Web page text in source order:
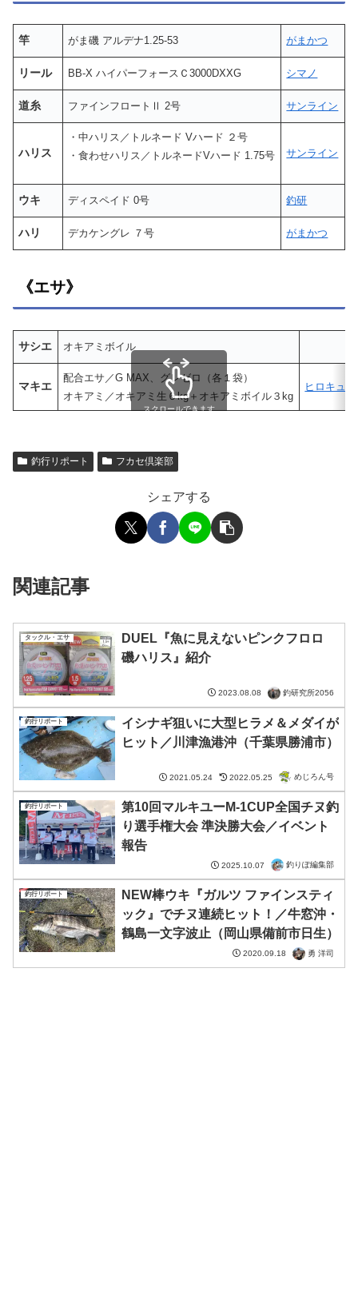
竿 がま磯 アルデナ1.25-53 がまかつ
リール BB-X ハイパーフォースＣ3000DXXG シマノ
道糸 ファインフロートⅡ 2号 サンライン
ハリス
・中ハリス／トルネード Vハード ２号
・食わせハリス／トルネードVハード 1.75号
サンライン
ウキ ディスペイド 0号 釣研
ハリ デカケングレ ７号 がまかつ
《エサ》
サシエ オキアミボイル
マキエ
配合エサ／G MAX、グレゼロ（各１袋）
オキアミ／オキアミ生６kg＋オキアミボイル３kg
ヒロキュー
スクロールできます
釣行リポート フカセ倶楽部
シェアする
関連記事
タックル・エサ
DUEL『魚に見えないピンクフロロ
磯ハリス』紹介
2023.08.08 釣研究所2056
釣行リポート
イシナギ狙いに大型ヒラメ＆メダイが
ヒット／川津漁港沖（千葉県勝浦市）
2021.05.24 2022.05.25 めじろん号
釣行リポート
第10回マルキユーM-1CUP全国チヌ釣
り選手権大会 準決勝大会／イベント
報告
2025.10.07 釣りぽ編集部
釣行リポート
NEW棒ウキ『ガルツ ファインスティ
ック』でチヌ連続ヒット！／牛窓沖・
鶴島一文字波止（岡山県備前市日生）
2020.09.18 勇 洋司